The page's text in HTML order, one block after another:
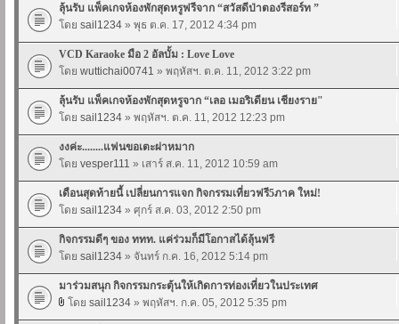
ลุ้นรับ แพ็คเกจห้องพักสุดหรูฟรีจาก “สวัสดีป่าตองรีสอร์ท ”
โดย sail1234 » พุธ ต.ค. 17, 2012 4:34 pm
VCD Karaoke มือ 2 อัลบั้ม : Love Love
โดย wuttichai00741 » พฤหัสฯ. ต.ค. 11, 2012 3:22 pm
ลุ้นรับ แพ็คเกจห้องพักสุดหรูจาก “เลอ เมอริเดียน เชียงราย"
โดย sail1234 » พฤหัสฯ. ต.ค. 11, 2012 12:23 pm
งงค่ะ........แฟนขอเตะผ่าหมาก
โดย vesper111 » เสาร์ ส.ค. 11, 2012 10:59 am
เดือนสุดท้ายนี้ เปลี่ยนการแจก กิจกรรมเที่ยวฟรี5ภาค ใหม่!
โดย sail1234 » ศุกร์ ส.ค. 03, 2012 2:50 pm
กิจกรรมดีๆ ของ ททท. แค่ร่วมก็มีโอกาสได้ลุ้นฟรี
โดย sail1234 » จันทร์ ก.ค. 16, 2012 5:14 pm
มาร่วมสนุก กิจกรรมกระตุ้นให้เกิดการท่องเที่ยวในประเทศ
โดย sail1234 » พฤหัสฯ. ก.ค. 05, 2012 5:35 pm